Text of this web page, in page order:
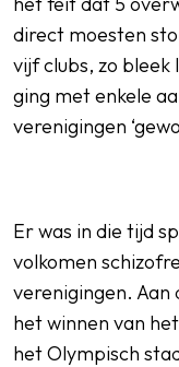
direct moesten
vijf clubs, zo
ging met enkele
verenigingen
Er was in die tijd
volkomen
verenigingen. Aan
het winnen van
het Olympisch